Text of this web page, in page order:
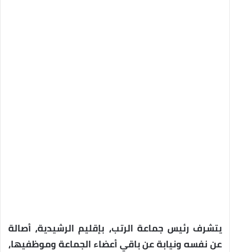
يتشرف رئيس جماعة الرتب، بإقليم الرشيدية، أصالة
عن نفسه ونيابة عن باقي أعضاء الجماعة وموظفيها،